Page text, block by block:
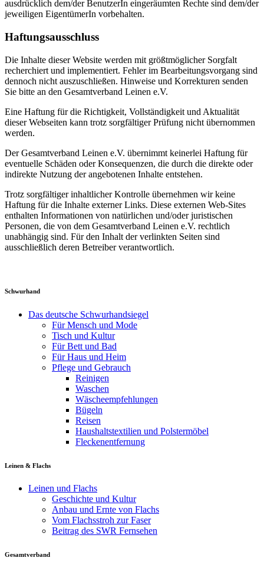
ausdrücklich dem/der BenutzerIn eingeräumten Rechte sind dem/der
jeweiligen EigentümerIn vorbehalten.
Haftungsausschluss
Die Inhalte dieser Website werden mit größtmöglicher Sorgfalt
recherchiert und implementiert. Fehler im Bearbeitungsvorgang sind
dennoch nicht auszuschließen. Hinweise und Korrekturen senden
Sie bitte an den Gesamtverband Leinen e.V.
Eine Haftung für die Richtigkeit, Vollständigkeit und Aktualität
dieser Webseiten kann trotz sorgfältiger Prüfung nicht übernommen
werden.
Der Gesamtverband Leinen e.V. übernimmt keinerlei Haftung für
eventuelle Schäden oder Konsequenzen, die durch die direkte oder
indirekte Nutzung der angebotenen Inhalte entstehen.
Trotz sorgfältiger inhaltlicher Kontrolle übernehmen wir keine
Haftung für die Inhalte externer Links. Diese externen Web-Sites
enthalten Informationen von natürlichen und/oder juristischen
Personen, die von dem Gesamtverband Leinen e.V. rechtlich
unabhängig sind. Für den Inhalt der verlinkten Seiten sind
ausschließlich deren Betreiber verantwortlich.
Schwurhand
Das deutsche Schwurhandsiegel
Für Mensch und Mode
Tisch und Kultur
Für Bett und Bad
Für Haus und Heim
Pflege und Gebrauch
Reinigen
Waschen
Wäscheempfehlungen
Bügeln
Reisen
Haushaltstextilien und Polstermöbel
Fleckenentfernung
Leinen & Flachs
Leinen und Flachs
Geschichte und Kultur
Anbau und Ernte von Flachs
Vom Flachsstroh zur Faser
Beitrag des SWR Fernsehen
Gesamtverband